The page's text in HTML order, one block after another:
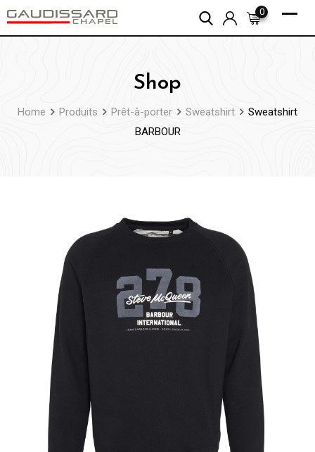
Skip
to
0
Shop
Home Produits Prêt-à-porter Sweatshirt
Sweatshirt
BARBOUR